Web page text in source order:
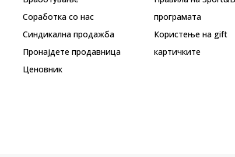
Соработка со нас
Синдикална продажба
Пронајдете продавница
Ценовник
програмата
Користење на gift
картичките